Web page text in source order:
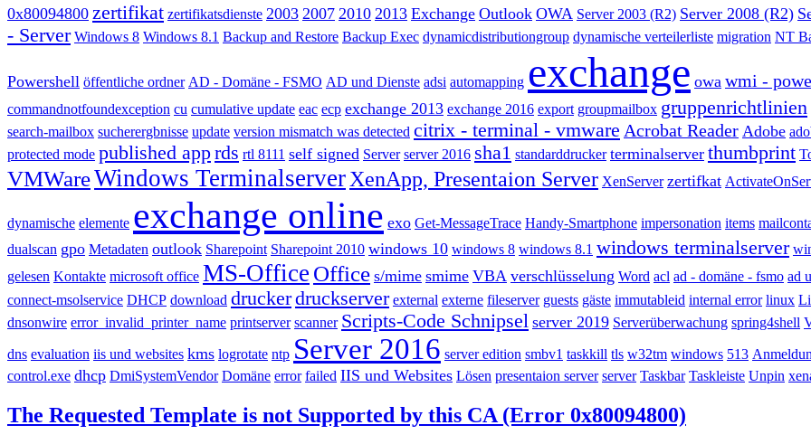
0x80094800 zertifikat zertifikatsdienste 2003 2007 2010 2013 Exchange Outlook OWA Server 2003 (R2) Server 2008 (R2)
- Server Windows 8 Windows 8.1 Backup and Restore Backup Exec dynamicdistributiongroup dynamische verteilerliste migration NT
Powershell öffentliche ordner AD - Domäne - FSMO AD und Dienste adsi automapping exchange owa wmi -
commandnotfoundexception cu cumulative update eac ecp exchange 2013 exchange 2016 export groupmailbox gruppenrichtlinien
search-mailbox sucherergbnisse update version mismatch was detected citrix - terminal - vmware Acrobat Reader Adobe
protected mode published apprds rtl 8111 self signed Server server 2016 sha1 standarddrucker terminalserver thumbprint
VMWareWindows TerminalserverXenApp, Presentaion Server XenServer zertifkat
dynamische elemente exchange online exo Get-MessageTrace Handy-Smartphone impersonation items
dualscan gpo Metadaten outlook Sharepoint Sharepoint 2010 windows 10 windows 8 windows 8.1 windows terminalserver
gelesen Kontakte microsoft office MS-Office Office s/mime smime VBA verschlüsselung Word acl ad - domäne - fsmo ad
connect-msolservice DHCP download druckerdruckserver external externe fileserver guests gäste immutableid internal error linux
dnsonwire error_invalid_printer_name printserver scanner Scripts-Code Schnipsel server 2019 Serverüberwachung spring4shell
dns evaluation iis und websites kms logrotate ntp Server 2016 server edition smbv1 taskkill tls w32tm windows 513
control.exe dhcp DmiSystemVendor Domäne error failed IIS und Websites Lösen presentaion server server Taskbar Taskleiste Unpin
The Requested Template is not Supported by this CA (Error 0x80094800)